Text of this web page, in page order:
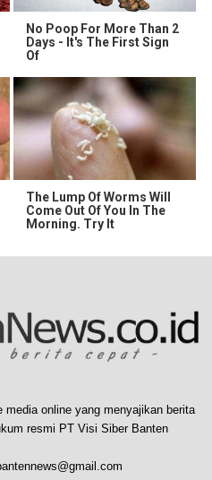
No Poop For More Than 2
Days - It's The First Sign
Of
The Lump Of Worms Will
Come Out Of You In The
Morning. Try It
media online yang menyajikan berita
resmi PT Visi Siber Banten